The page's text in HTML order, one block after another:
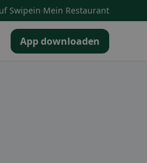
Swipein·Mein Restaurant
App downloaden